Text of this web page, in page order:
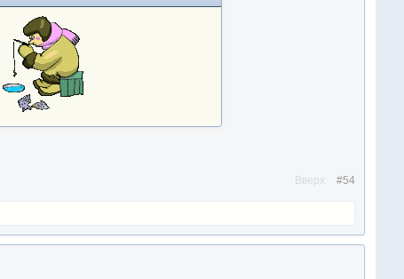
#54
Вверх